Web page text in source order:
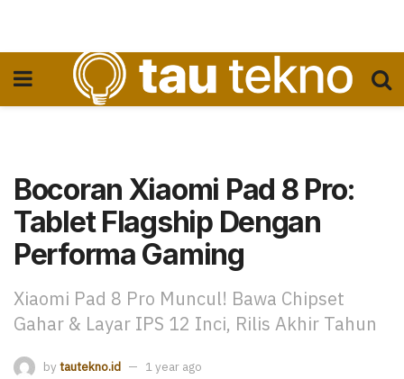
Bocoran Xiaomi Pad 8 Pro:
Tablet Flagship Dengan
Performa Gaming
Xiaomi Pad 8 Pro Muncul! Bawa Chipset
Gahar & Layar IPS 12 Inci, Rilis Akhir Tahun
by tautekno.id 1 year ago